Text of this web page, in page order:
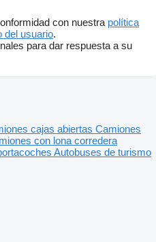
con nuestra política
del usuario.
para dar respuesta a su
cajas abiertas Camiones
con lona corredera
Autobuses de turismo